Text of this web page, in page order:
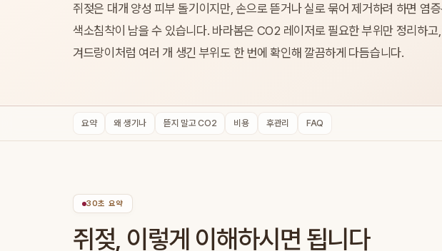
쥐젖은 대개 양성 피부 돌기이지만, 손으로 뜯거나 실로 묶어 제거하려 하면 염증
색소침착이 남을 수 있습니다. 바라봄은 CO2 레이저로 필요한 부위만 정리하고,
겨드랑이처럼 여러 개 생긴 부위도 한 번에 확인해 깔끔하게 다듬습니다.
요약 왜 생기나 뜯지 말고 CO2 비용 후관리 FAQ
30초 요약
쥐젖, 이렇게 이해하시면 됩니다